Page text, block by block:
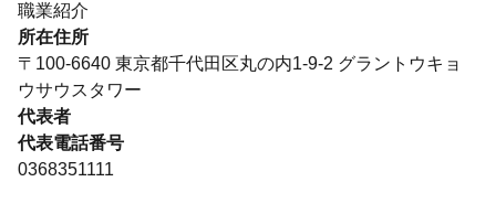
職業紹介
所在住所
〒100-6640 東京都千代田区丸の内1-9-2 グラントウキョ
ウサウスタワー
代表者
代表電話番号
0368351111